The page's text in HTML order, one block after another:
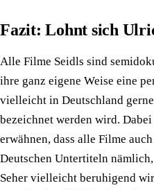
Fazit: Lohnt sich
Alle Filme Seidls sind
ihre ganz eigene Weise eine
vielleicht in Deutschland
bezeichnet werden wird.
erwähnen, dass alle Filme
Deutschen Untertiteln
Seher vielleicht beruhigend